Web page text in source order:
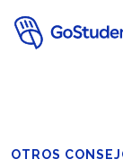
OTROS